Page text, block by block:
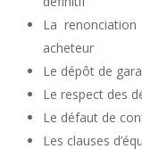
La
acheteur
Le dépôt de
Le respect des
Le défaut de
Les clauses